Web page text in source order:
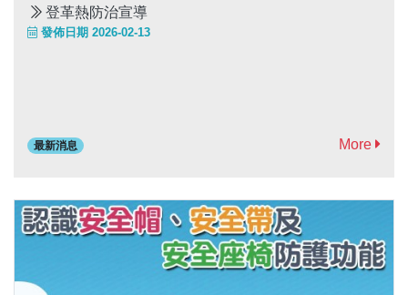
登革熱防治宣導
發佈日期 2026-02-13
最新消息 More